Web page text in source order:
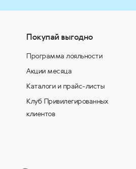
Покупай выгодно
Программа лояльности
Акции месяца
Каталоги и прайс-листы
Клуб Привилегированных
клиентов